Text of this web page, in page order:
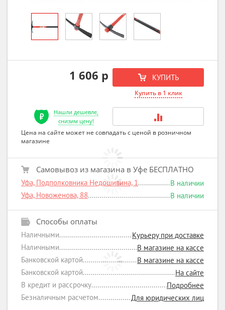
1 606 р КУПИТЬ
Купить в 1 клик
Нашли дешевле,
снизим цену!
Цена на сайте может не совпадать с ценой в розничном
магазине
Самовывоз из магазина в Уфе БЕСПЛАТНО
Уфа, Подполковника Недошивина, 1
В наличии
Уфа, Новоженова, 88
В наличии
Способы оплаты
Наличными
Курьеру при доставке
Наличными
В магазине на кассе
Банковской картой
В магазине на кассе
Банковской картой
На сайте
В кредит и рассрочку
Подробнее
Безналичным расчетом
Для юридических лиц